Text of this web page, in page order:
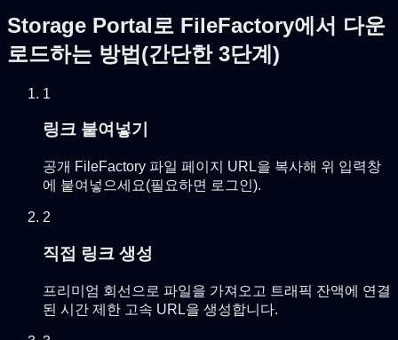
Storage Portal로 FileFactory에서 다운
로드하는 방법(간단한 3단계)
1
링크 붙여넣기
공개 FileFactory 파일 페이지 URL을 복사해 위 입력창
에 붙여넣으세요(필요하면 로그인).
2
직접 링크 생성
프리미엄 회선으로 파일을 가져오고 트래픽 잔액에 연결
된 시간 제한 고속 URL을 생성합니다.